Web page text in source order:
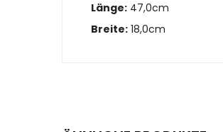
Länge: 47,0cm
Breite: 18,0cm